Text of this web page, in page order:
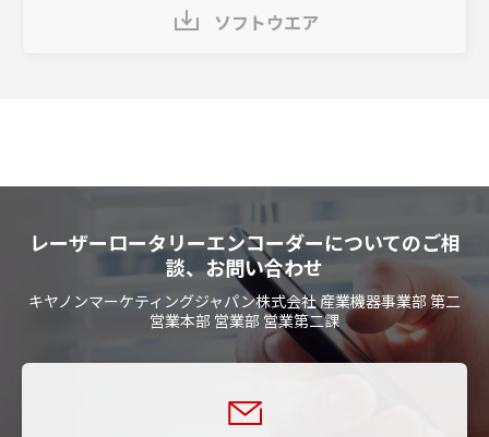
ソフトウエア
レーザーロータリーエンコーダーについてのご相
談、お問い合わせ
キヤノンマーケティングジャパン株式会社 産業機器事業部 第二
営業本部 営業部 営業第二課